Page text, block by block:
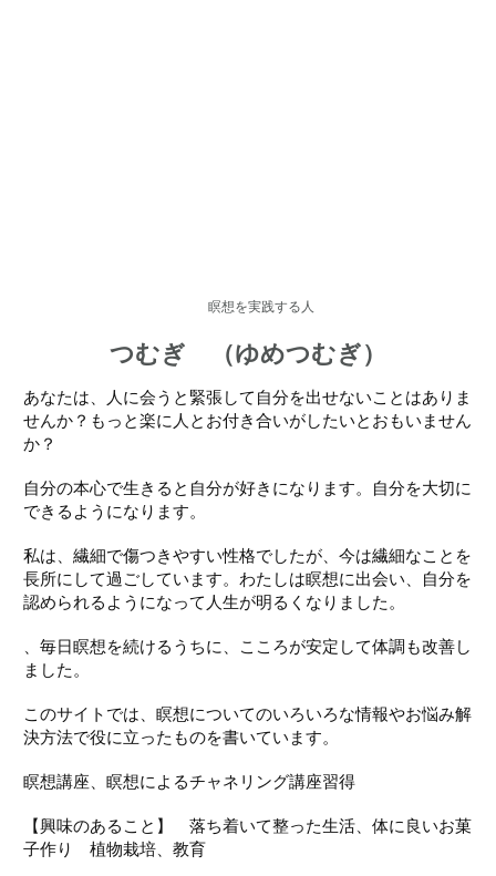
瞑想を実践する人
つむぎ （ゆめつむぎ）
あなたは、人に会うと緊張して自分を出せないことはありま
せんか？もっと楽に人とお付き合いがしたいとおもいません
か？
自分の本心で生きると自分が好きになります。自分を大切に
できるようになります。
私は、繊細で傷つきやすい性格でしたが、今は繊細なことを
長所にして過ごしています。わたしは瞑想に出会い、自分を
認められるようになって人生が明るくなりました。
、毎日瞑想を続けるうちに、こころが安定して体調も改善し
ました。
このサイトでは、瞑想についてのいろいろな情報やお悩み解
決方法で役に立ったものを書いています。
瞑想講座、瞑想によるチャネリング講座習得
【興味のあること】 落ち着いて整った生活、体に良いお菓
子作り 植物栽培、教育